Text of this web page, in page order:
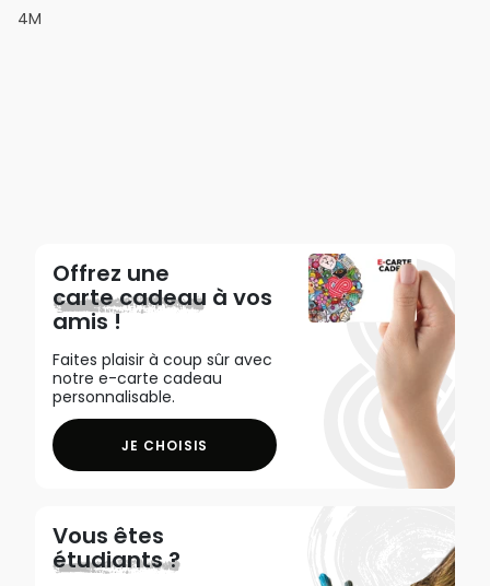
4M
Offrez une
carte cadeau à vos
amis !
Faites plaisir à coup sûr avec
notre e-carte cadeau
personnalisable.
JE CHOISIS
Vous êtes
étudiants ?